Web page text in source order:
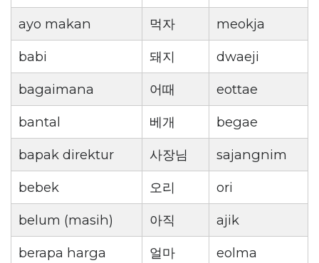
ayo makan
먹자
meokja
babi
돼지
dwaeji
bagaimana
어때
eottae
bantal
베개
begae
bapak direktur
사장님
sajangnim
bebek
오리
ori
belum (masih)
아직
ajik
berapa harga
얼마 eolma